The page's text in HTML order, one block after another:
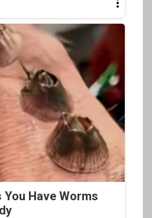
You Have Worms